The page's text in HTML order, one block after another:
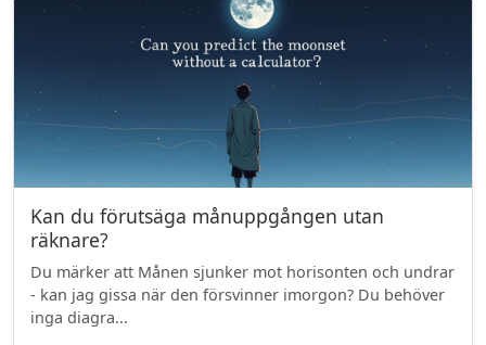
Kan du förutsäga månuppgången utan
räknare?
Du märker att Månen sjunker mot horisonten och undrar
- kan jag gissa när den försvinner imorgon? Du behöver
inga diagra...